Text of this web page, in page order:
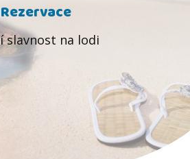
Rezervace
slavnost na lodi